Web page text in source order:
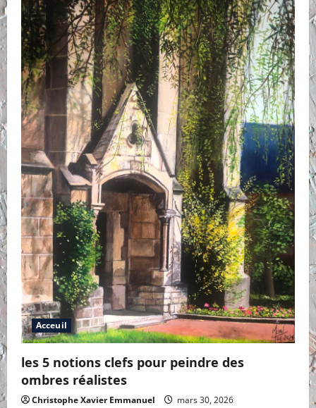
Acceuil
les 5 notions clefs pour peindre des
ombres réalistes
Christophe Xavier Emmanuel mars 30, 2026